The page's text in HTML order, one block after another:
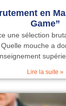
en
Game”
une sélection
mouche a
Lire la suite »